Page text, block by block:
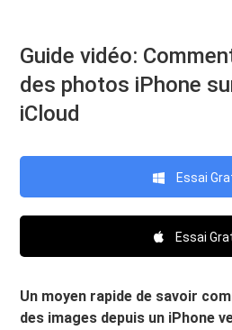
Guide vidéo:
des photos iPhone
iCloud
Essai
Essai
Un moyen rapide de savoir
des images depuis un iPhone